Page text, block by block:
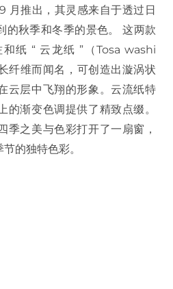
月推出，其灵感来自于透过日
的秋季和冬季的景色。 这两款
纸 “ 云龙纸 ”（Tosa washi
纤维而闻名，可创造出漩涡状
云层中飞翔的形象。云流纸特
的渐变色调提供了精致点缀。
季之美与色彩打开了一扇窗，
的独特色彩。